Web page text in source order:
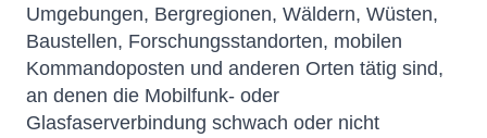
Umgebungen, Bergregionen, Wäldern, Wüsten,
Baustellen, Forschungsstandorten, mobilen
Kommandoposten und anderen Orten tätig sind,
an denen die Mobilfunk- oder
Glasfaserverbindung schwach oder nicht